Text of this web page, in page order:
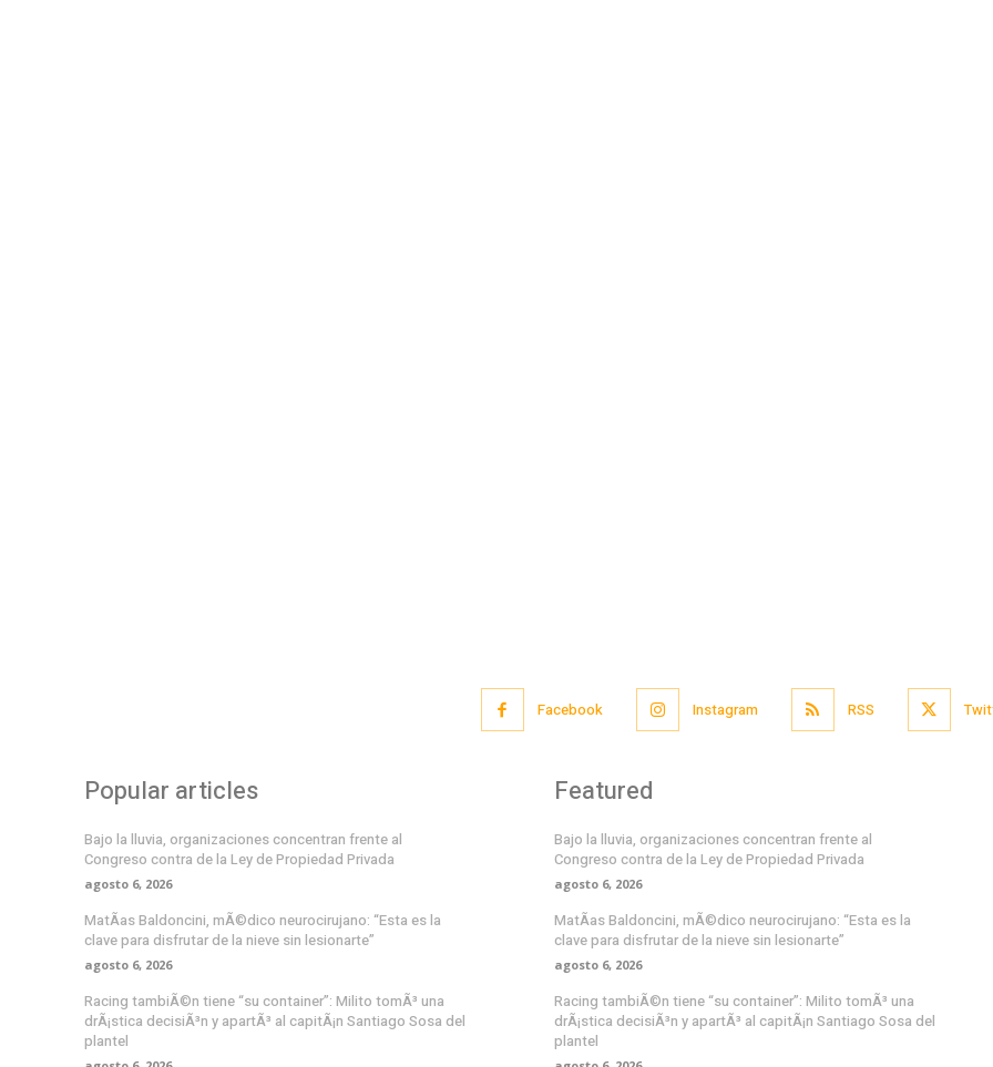
Facebook Instagram RSS
Popular articles
Bajo la lluvia, organizaciones concentran frente al
Congreso contra de la Ley de Propiedad Privada
agosto 6, 2026
MatÃ­as Baldoncini, mÃ©dico neurocirujano: “Esta es la
clave para disfrutar de la nieve sin lesionarte”
agosto 6, 2026
Racing tambiÃ©n tiene “su container”: Milito tomÃ³ una
drÃ¡stica decisiÃ³n y apartÃ³ al capitÃ¡n Santiago Sosa del
plantel
Featured
Bajo la lluvia, organizaciones concentran frente al
Congreso contra de la Ley de Propiedad Privada
agosto 6, 2026
MatÃ­as Baldoncini, mÃ©dico neurocirujano: “Esta es la
clave para disfrutar de la nieve sin lesionarte”
agosto 6, 2026
Racing tambiÃ©n tiene “su container”: Milito tomÃ³ una
drÃ¡stica decisiÃ³n y apartÃ³ al capitÃ¡n Santiago Sosa del
plantel